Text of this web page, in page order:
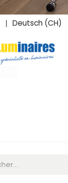
Deutsch (CH)